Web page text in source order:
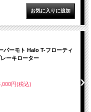
パーモト Halo T-フローティ
ーキローター
円(税込)